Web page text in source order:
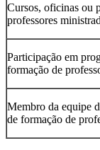
Cursos, oficinas ou
professores
Participação em
formação de
Membro da equipe
de formação de